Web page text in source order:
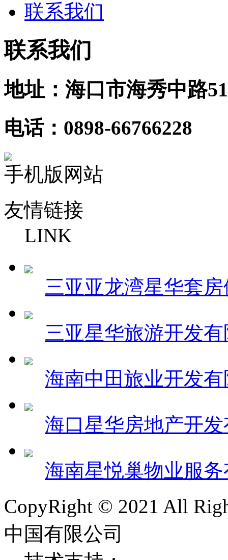
联系我们
联系我们
地址：海口市海秀中路
电话：0898-66766228
手机版网站
友情链接
LINK
三亚亚龙湾星华套
三亚星华旅游开发
海南中田旅业开发
海口星华房地产开
海南星悦巢物业服
CopyRight © 2021 All
中国有限公司